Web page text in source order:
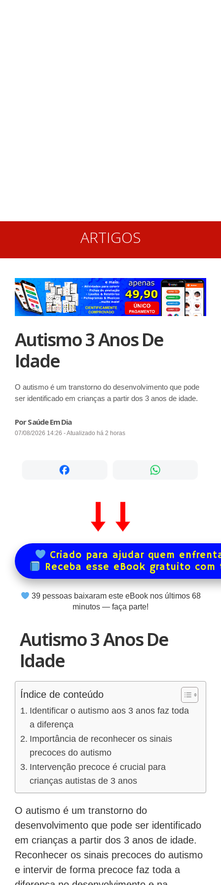
ARTIGOS
Autismo 3 Anos De
Idade
O autismo é um transtorno do desenvolvimento que pode
ser identificado em crianças a partir dos 3 anos de idade.
Por Saúde Em Dia
07/08/2026 14:26 - Atualizado há 2 horas
Criado para ajudar quem
Receba esse eBook gratuito
39pessoas baixaram este eBook nos últimos 68
minutos — faça parte!
Autismo 3 Anos De
Idade
Índice de conteúdo
Identificar o autismo aos 3 anos faz toda
a diferença
Importância de reconhecer os sinais
precoces do autismo
Intervenção precoce é crucial para
crianças autistas de 3 anos
O autismo é um transtorno do
desenvolvimento que pode ser identificado
em crianças a partir dos 3 anos de idade.
Reconhecer os sinais precoces do autismo
e intervir de forma precoce faz toda a